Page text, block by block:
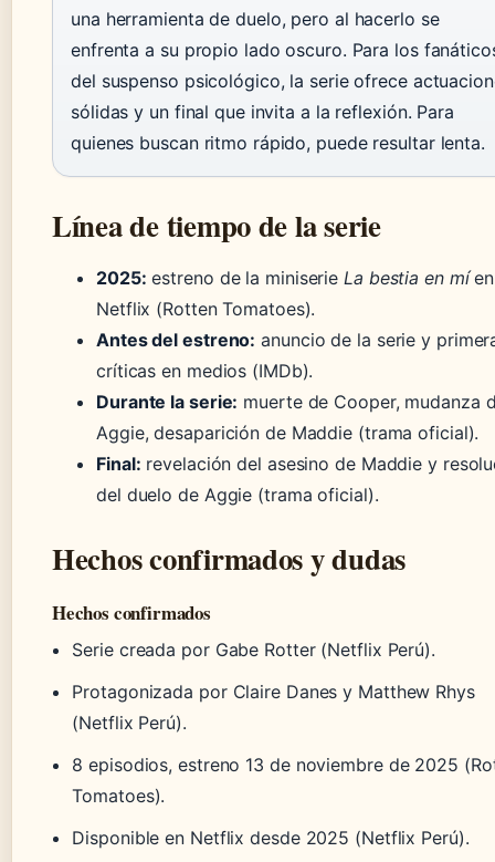
una herramienta de duelo, pero al hacerlo se
enfrenta a su propio lado oscuro. Para los
del suspenso psicológico, la serie ofrece
sólidas y un final que invita a la reflexión. Para
quienes buscan ritmo rápido, puede resultar lenta.
Línea de tiempo de la serie
2025: estreno de la miniserie La bestia en míen
Netflix (Rotten Tomatoes).
Antes del estreno: anuncio de la serie y
críticas en medios (IMDb).
Durante la serie: muerte de Cooper, mudanza
Aggie, desaparición de Maddie (trama oficial).
Final: revelación del asesino de Maddie y
del duelo de Aggie (trama oficial).
Hechos confirmados y dudas
Hechos confirmados
Serie creada por Gabe Rotter (Netflix Perú).
Protagonizada por Claire Danes y Matthew Rhys
(Netflix Perú).
8 episodios, estreno 13 de noviembre de 2025
Tomatoes).
Disponible en Netflix desde 2025 (Netflix Perú).